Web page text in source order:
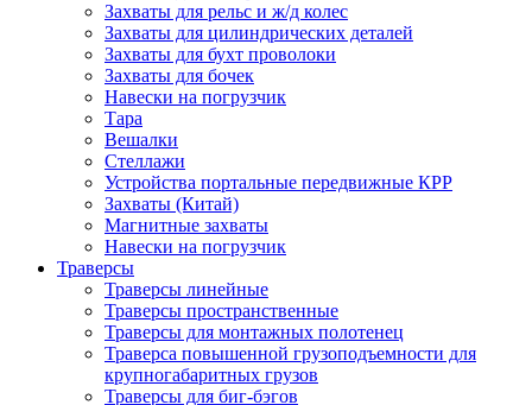
Захваты для рельс и ж/д колес
Захваты для цилиндрических деталей
Захваты для бухт проволоки
Захваты для бочек
Навески на погрузчик
Тара
Вешалки
Стеллажи
Устройства портальные передвижные КРР
Захваты (Китай)
Магнитные захваты
Навески на погрузчик
Траверсы
Траверсы линейные
Траверсы пространственные
Траверсы для монтажных полотенец
Траверса повышенной грузоподъемности для
крупногабаритных грузов
Траверсы для биг-бэгов